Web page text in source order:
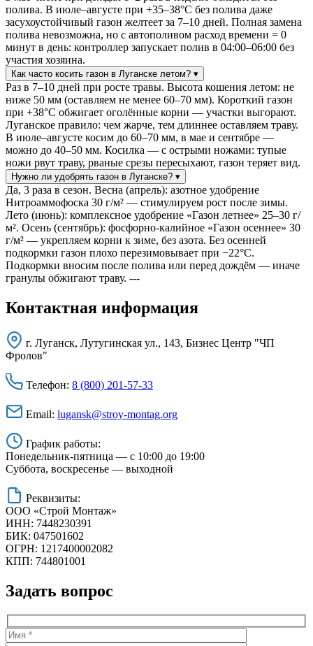
полива. В июле–августе при +35–38°C без полива даже
засухоустойчивый газон желтеет за 7–10 дней. Полная замена
полива невозможна, но с автополивом расход времени = 0
минут в день: контроллер запускает полив в 04:00–06:00 без
участия хозяина.
Как часто косить газон в Луганске летом? ▾
Раз в 7–10 дней при росте травы. Высота кошения летом: не
ниже 50 мм (оставляем не менее 60–70 мм). Короткий газон
при +38°C обжигает оголённые корни — участки выгорают.
Луганское правило: чем жарче, тем длиннее оставляем траву.
В июле–августе косим до 60–70 мм, в мае и сентябре —
можно до 40–50 мм. Косилка — с острыми ножами: тупые
ножи рвут траву, рваные срезы пересыхают, газон теряет вид.
Нужно ли удобрять газон в Луганске? ▾
Да, 3 раза в сезон. Весна (апрель): азотное удобрение
Нитроаммофоска 30 г/м² — стимулируем рост после зимы.
Лето (июнь): комплексное удобрение «Газон летнее» 25–30 г/
м². Осень (сентябрь): фосфорно-калийное «Газон осеннее» 30
г/м² — укрепляем корни к зиме, без азота. Без осенней
подкормки газон плохо перезимовывает при −22°C.
Подкормки вносим после полива или перед дождём — иначе
гранулы обжигают траву. ---
Контактная информация
г. Луганск, Лутугинская ул., 143, Бизнес Центр "ЧП
Фролов"
Телефон: 8 (800) 201-57-33
Email: lugansk@stroy-montag.org
График работы:
Понедельник-пятница — с 10:00 до 19:00
Суббота, воскресенье — выходной
Реквизиты:
ООО «Строй Монтаж»
ИНН: 7448230391
БИК: 047501602
ОГРН: 1217400002082
КПП: 744801001
Задать вопрос